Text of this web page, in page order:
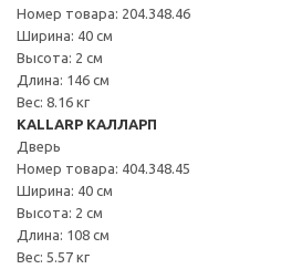
Номер товара: 204.348.46
Ширина: 40 см
Высота: 2 см
Длина: 146 см
Вес: 8.16 кг
KALLARP КАЛЛАРП
Дверь
Номер товара: 404.348.45
Ширина: 40 см
Высота: 2 см
Длина: 108 см
Вес: 5.57 кг